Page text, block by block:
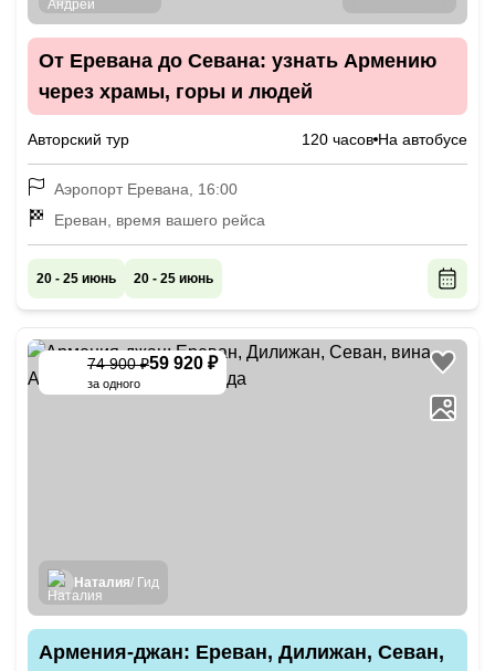
От Еревана до Севана: узнать Армению
через храмы, горы и людей
Авторский тур 120 часов На автобусе
Аэропорт Еревана, 16:00
Ереван, время вашего рейса
20 - 25 июнь 20 - 25 июнь
74 900 ₽59 920 ₽
за одного
Наталия/ Гид
Армения-джан: Ереван, Дилижан, Севан,